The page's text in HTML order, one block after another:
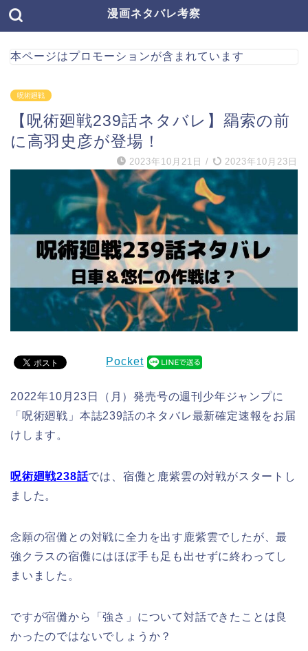
漫画ネタバレ考察
本ページはプロモーションが含まれています
呪術廻戦
【呪術廻戦239話ネタバレ】羂索の前
に高羽史彦が登場！
2023年10月21日 / 2023年10月23日
Pocket
2022年10月23日（月）発売号の週刊少年ジャンプに
「呪術廻戦」本誌239話のネタバレ最新確定速報をお届
けします。
呪術廻戦238話では、宿儺と鹿紫雲の対戦がスタートし
ました。
念願の宿儺との対戦に全力を出す鹿紫雲でしたが、最
強クラスの宿儺にはほぼ手も足も出せずに終わってし
まいました。
ですが宿儺から「強さ」について対話できたことは良
かったのではないでしょうか？